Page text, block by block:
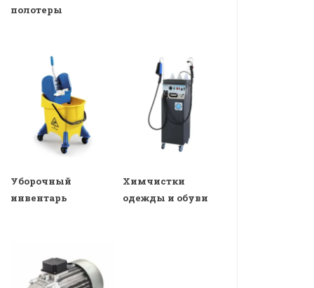
полотеры
Уборочный
инвентарь
Химчистки
одежды и обуви